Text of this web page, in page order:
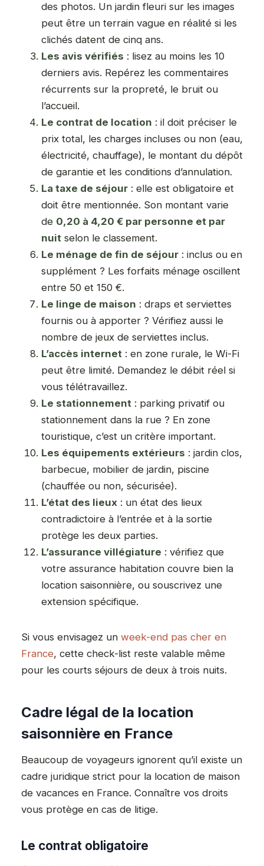
des photos. Un jardin fleuri sur les images
peut être un terrain vague en réalité si les
clichés datent de cinq ans.
Les avis vérifiés : lisez au moins les 10
derniers avis. Repérez les commentaires
récurrents sur la propreté, le bruit ou
l’accueil.
Le contrat de location : il doit préciser le
prix total, les charges incluses ou non (eau,
électricité, chauffage), le montant du dépôt
de garantie et les conditions d’annulation.
La taxe de séjour: elle est obligatoire et
doit être mentionnée. Son montant varie
de 0,20 à 4,20 € par personne et par
nuitselon le classement.
Le ménage de fin de séjour: inclus ou en
supplément ? Les forfaits ménage oscillent
entre 50 et 150 €.
Le linge de maison : draps et serviettes
fournis ou à apporter ? Vérifiez aussi le
nombre de jeux de serviettes inclus.
L’accès internet: en zone rurale, le Wi-Fi
peut être limité. Demandez le débit réel si
vous télétravaillez.
Le stationnement: parking privatif ou
stationnement dans la rue ? En zone
touristique, c’est un critère important.
Les équipements extérieurs : jardin clos,
barbecue, mobilier de jardin, piscine
(chauffée ou non, sécurisée).
L’état des lieux: un état des lieux
contradictoire à l’entrée et à la sortie
protège les deux parties.
L’assurance villégiature : vérifiez que
votre assurance habitation couvre bien la
location saisonnière, ou souscrivez une
extension spécifique.
Si vous envisagez un week-end pas cher en
France, cette check-list reste valable même
pour les courts séjours de deux à trois nuits.
Cadre légal de la location
saisonnière en France
Beaucoup de voyageurs ignorent qu’il existe un
cadre juridique strict pour la location de maison
de vacances en France. Connaître vos droits
vous protège en cas de litige.
Le contrat obligatoire